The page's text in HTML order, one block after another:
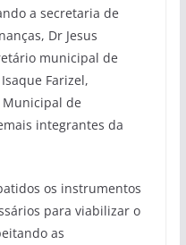
a secretaria de
Dr Jesus
municipal de
Farizel,
de
integrantes da
os instrumentos
para viabilizar o
as